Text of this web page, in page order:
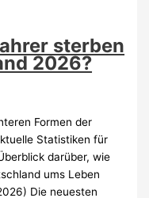
sterben
2026?
Formen der
Statistiken für
darüber, wie
ums Leben
Die neuesten